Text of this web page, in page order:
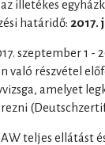
illetékes
határidő: 2017.
szeptember 1 -
való részvétel
amelyet
teljes ellátást